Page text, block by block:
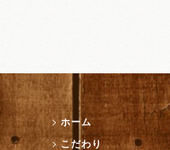
ホーム
こだわり